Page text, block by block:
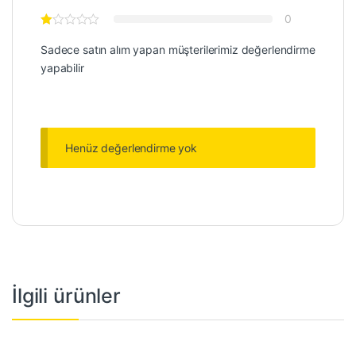
0
Sadece satın alım yapan müşterilerimiz değerlendirme
yapabilir
Henüz değerlendirme yok
İlgili ürünler